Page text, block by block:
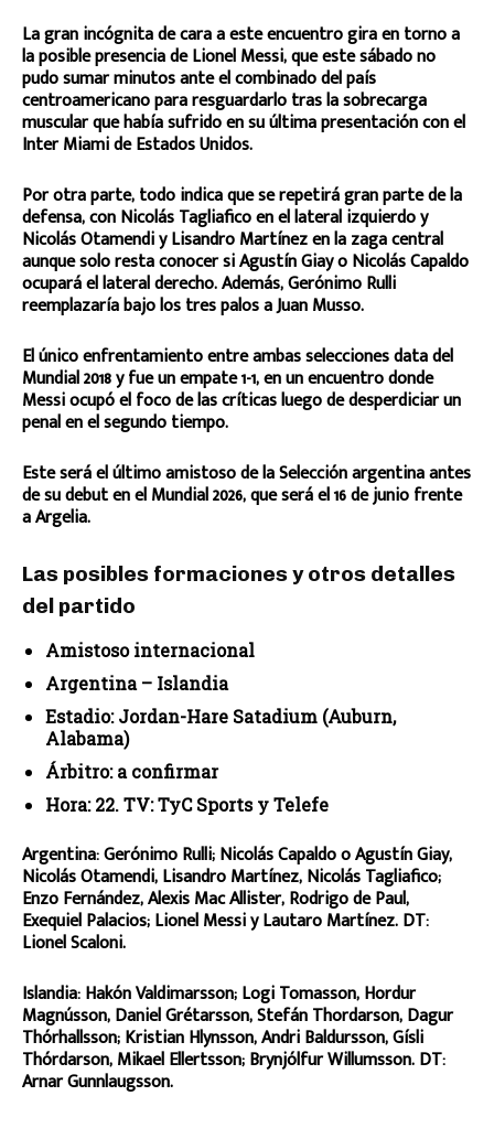
La gran incógnita de cara a este encuentro gira en torno a
la posible presencia de Lionel Messi, que este sábado no
pudo sumar minutos ante el combinado del país
centroamericano para resguardarlo tras la sobrecarga
muscular que había sufrido en su última presentación con el
Inter Miami de Estados Unidos.
Por otra parte, todo indica que se repetirá gran parte de la
defensa, con Nicolás Tagliafico en el lateral izquierdo y
Nicolás Otamendi y Lisandro Martínez en la zaga central
aunque solo resta conocer si Agustín Giay o Nicolás Capaldo
ocupará el lateral derecho. Además, Gerónimo Rulli
reemplazaría bajo los tres palos a Juan Musso.
El único enfrentamiento entre ambas selecciones data del
Mundial 2018 y fue un empate 1-1, en un encuentro donde
Messi ocupó el foco de las críticas luego de desperdiciar un
penal en el segundo tiempo.
Este será el último amistoso de la Selección argentina antes
de su debut en el Mundial 2026, que será el 16 de junio frente
a Argelia.
Las posibles formaciones y otros detalles
del partido
Amistoso internacional
Argentina – Islandia
Estadio: Jordan-Hare Satadium (Auburn,
Alabama)
Árbitro: a confirmar
Hora: 22. TV: TyC Sports y Telefe
Argentina: Gerónimo Rulli; Nicolás Capaldo o Agustín Giay,
Nicolás Otamendi, Lisandro Martínez, Nicolás Tagliafico;
Enzo Fernández, Alexis Mac Allister, Rodrigo de Paul,
Exequiel Palacios; Lionel Messi y Lautaro Martínez. DT:
Lionel Scaloni.
Islandia: Hakón Valdimarsson; Logi Tomasson, Hordur
Magnússon, Daniel Grétarsson, Stefán Thordarson, Dagur
Thórhallsson; Kristian Hlynsson, Andri Baldursson, Gísli
Thórdarson, Mikael Ellertsson; Brynjólfur Willumsson. DT:
Arnar Gunnlaugsson.